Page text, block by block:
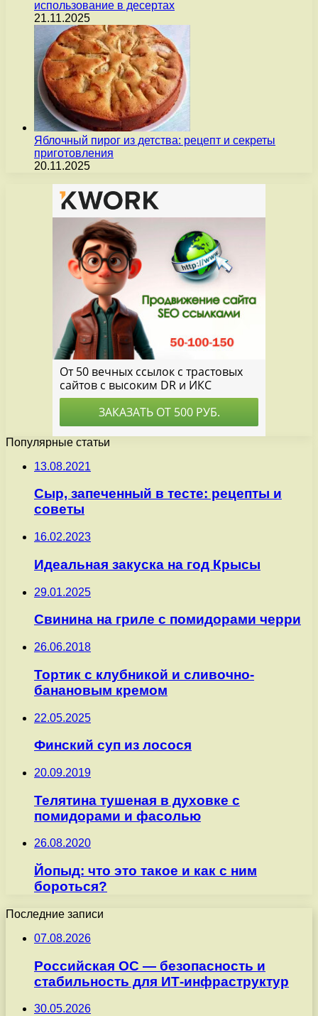
использование в десертах
21.11.2025
Яблочный пирог из детства: рецепт и секреты
приготовления
20.11.2025
Популярные статьи
13.08.2021
Сыр, запеченный в тесте: рецепты и
советы
16.02.2023
Идеальная закуска на год Крысы
29.01.2025
Свинина на гриле с помидорами черри
26.06.2018
Тортик с клубникой и сливочно-
банановым кремом
22.05.2025
Финский суп из лосося
20.09.2019
Телятина тушеная в духовке с
помидорами и фасолью
26.08.2020
Йопыд: что это такое и как с ним
бороться?
Последние записи
07.08.2026
Российская ОС — безопасность и
стабильность для ИТ-инфраструктур
30.05.2026